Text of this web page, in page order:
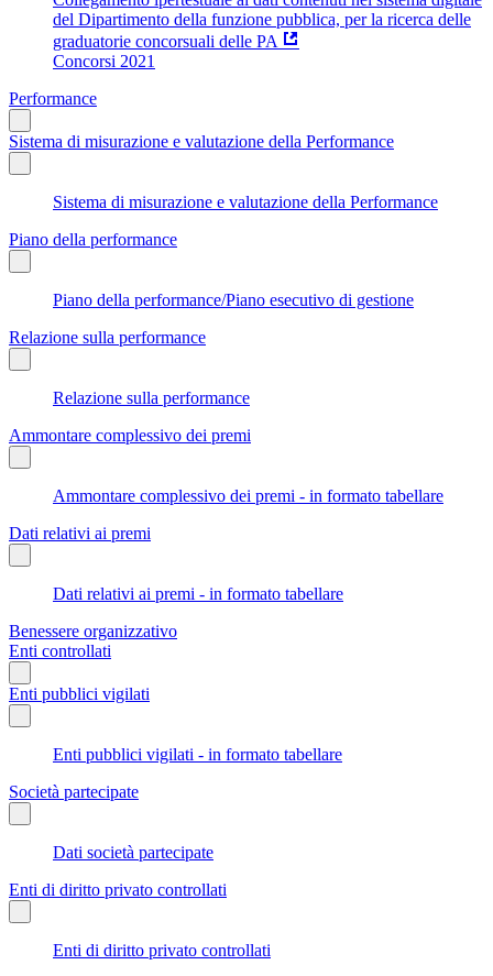
del Dipartimento della funzione pubblica, per la ricerca delle
graduatorie concorsuali delle PA
Concorsi 2021
Performance
Sistema di misurazione e valutazione della Performance
Sistema di misurazione e valutazione della Performance
Piano della performance
Piano della performance/Piano esecutivo di gestione
Relazione sulla performance
Relazione sulla performance
Ammontare complessivo dei premi
Ammontare complessivo dei premi - in formato tabellare
Dati relativi ai premi
Dati relativi ai premi - in formato tabellare
Benessere organizzativo
Enti controllati
Enti pubblici vigilati
Enti pubblici vigilati - in formato tabellare
Società partecipate
Dati società partecipate
Enti di diritto privato controllati
Enti di diritto privato controllati